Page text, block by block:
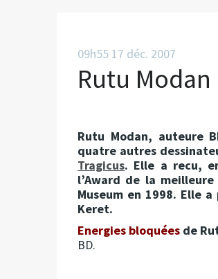
09h55 17 déc. 2007
Rutu Modan
Rutu Modan, auteure
quatre autres
Tragicus. Elle a recu,
l’Award de la
Museum en 1998. Elle
Keret.
Energies bloquées de
BD.